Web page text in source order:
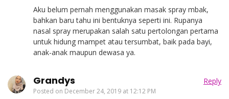
Aku belum pernah menggunakan masak spray mbak,
bahkan baru tahu ini bentuknya seperti ini. Rupanya
nasal spray merupakan salah satu pertolongan pertama
untuk hidung mampet atau tersumbat, baik pada bayi,
anak-anak maupun dewasa ya.
Grandys
Posted on December 24, 2019 at 12:12 PM
Reply